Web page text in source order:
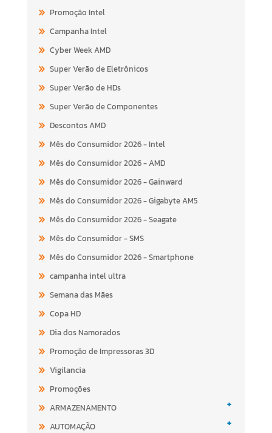
Promoção Intel
Campanha Intel
Cyber Week AMD
Super Verão de Eletrônicos
Super Verão de HDs
Super Verão de Componentes
Descontos AMD
Mês do Consumidor 2026 - Intel
Mês do Consumidor 2026 - AMD
Mês do Consumidor 2026 - Gainward
Mês do Consumidor 2026 - Gigabyte AM5
Mês do Consumidor 2026 - Seagate
Mês do Consumidor - SMS
Mês do Consumidor 2026 - Smartphone
campanha intel ultra
Semana das Mães
Copa HD
Dia dos Namorados
Promoção de Impressoras 3D
Vigilancia
Promoções
ARMAZENAMENTO
+
AUTOMAÇÃO +